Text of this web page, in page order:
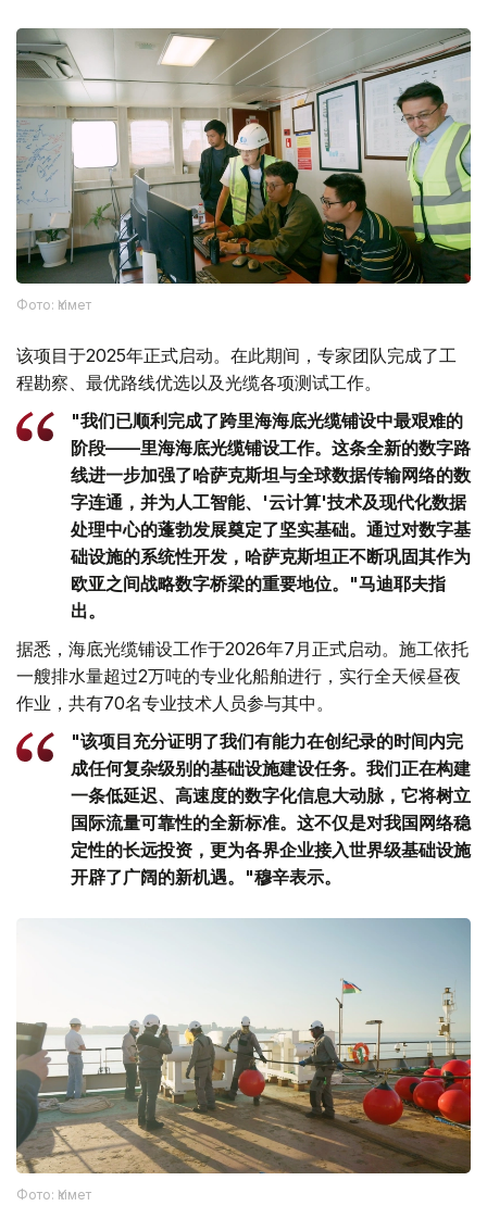
Фото: Үкімет
该项目于2025年正式启动。在此期间，专家团队完成了工
程勘察、最优路线优选以及光缆各项测试工作。
"我们已顺利完成了跨里海海底光缆铺设中最艰难的
阶段——里海海底光缆铺设工作。这条全新的数字路
线进一步加强了哈萨克斯坦与全球数据传输网络的数
字连通，并为人工智能、'云计算'技术及现代化数据
处理中心的蓬勃发展奠定了坚实基础。通过对数字基
础设施的系统性开发，哈萨克斯坦正不断巩固其作为
欧亚之间战略数字桥梁的重要地位。"马迪耶夫指
出。
据悉，海底光缆铺设工作于2026年7月正式启动。施工依托
一艘排水量超过2万吨的专业化船舶进行，实行全天候昼夜
作业，共有70名专业技术人员参与其中。
"该项目充分证明了我们有能力在创纪录的时间内完
成任何复杂级别的基础设施建设任务。我们正在构建
一条低延迟、高速度的数字化信息大动脉，它将树立
国际流量可靠性的全新标准。这不仅是对我国网络稳
定性的长远投资，更为各界企业接入世界级基础设施
开辟了广阔的新机遇。"穆辛表示。
Фото: Үкімет